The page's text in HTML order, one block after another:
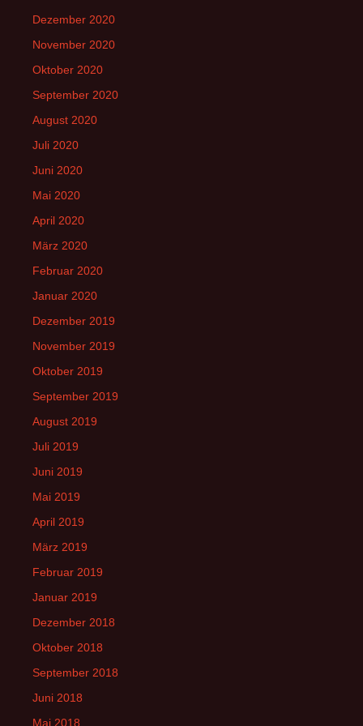
Dezember 2020
November 2020
Oktober 2020
September 2020
August 2020
Juli 2020
Juni 2020
Mai 2020
April 2020
März 2020
Februar 2020
Januar 2020
Dezember 2019
November 2019
Oktober 2019
September 2019
August 2019
Juli 2019
Juni 2019
Mai 2019
April 2019
März 2019
Februar 2019
Januar 2019
Dezember 2018
Oktober 2018
September 2018
Juni 2018
Mai 2018